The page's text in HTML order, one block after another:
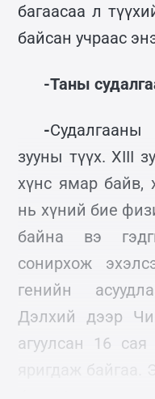
багаасаа л
байсан учраас
-Таны
-
зууны түүх. XIII
хүнс ямар байв,
нь хүний бие
байна вэ
сонирхож
генийн
Дэлхий дээр
агуулсан 16